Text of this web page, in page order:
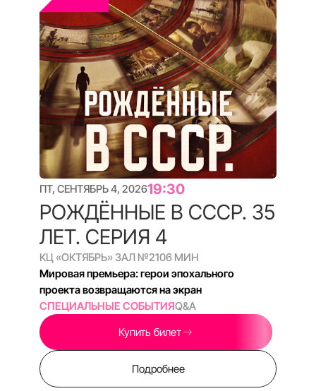
СБ, СЕНТЯБРЬ 5, 2026 15:30
КВАДРО
КЦ «ОКТЯБРЬ» ЗАЛ №9109 МИН
Четыре ярких театральных портрета сурового
ДОКЕР АРТ Q&A
Купить билет
Подробнее